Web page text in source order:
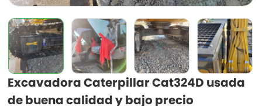
Excavadora Caterpillar Cat324D usada
de buena calidad y bajo precio